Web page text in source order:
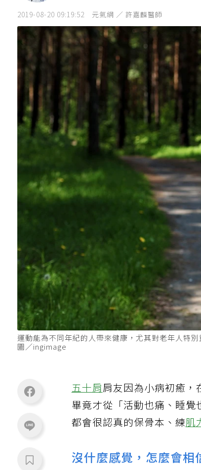
2019-08-20 09:19:52 元氣網 ／ 許嘉麟醫師
運動能為不同年紀的人帶來健康，尤其對老年人特別
圖／ingimage
五十肩肩友因為小病初癒，
畢竟才從「活動也痛、睡
都會很認真的保骨本、練肌
沒什麼感覺，怎麼會相